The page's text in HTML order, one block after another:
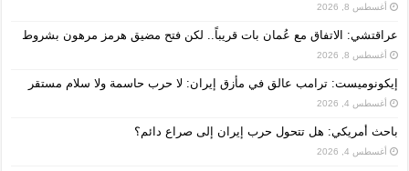
أغسطس 8, 2026
عراقتشي: الاتفاق مع عُمان بات قريباً.. لكن فتح مضيق هرمز مرهون بشروط
أغسطس 8, 2026
إيكونوميست: ترامب عالق في مأزق إيران: لا حرب حاسمة ولا سلام مستقر
أغسطس 4, 2026
باحث أمريكي: هل تتحول حرب إيران إلى صراع دائم؟
أغسطس 4, 2026